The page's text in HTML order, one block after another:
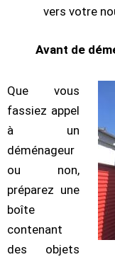
vers votre
Avant de
Que vous
fassiez appel
à un
déménageur
ou non,
préparez une
boîte
contenant
des objets